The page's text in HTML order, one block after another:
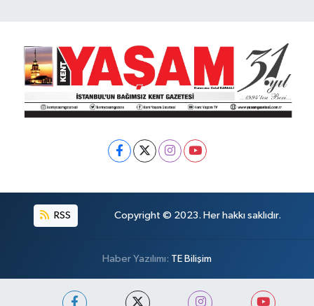
RSS Copyright © 2023. Her hakkı saklıdır.
Haber Yazılımı: TE Bilişim